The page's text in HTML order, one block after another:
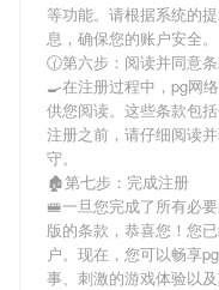
等功能。请根据系统的
息，确保您的账户安全。
🕜第六步：阅读并同意
🍳在注册过程中， pg网
供您阅读。这些条款包
注册之前，请仔细阅读
守。
🏚第七步：完成注册
🚝一旦您完成了所有必
版的条款，恭喜您！您
户。现在，您可以畅享
事、刺激的游戏体验以